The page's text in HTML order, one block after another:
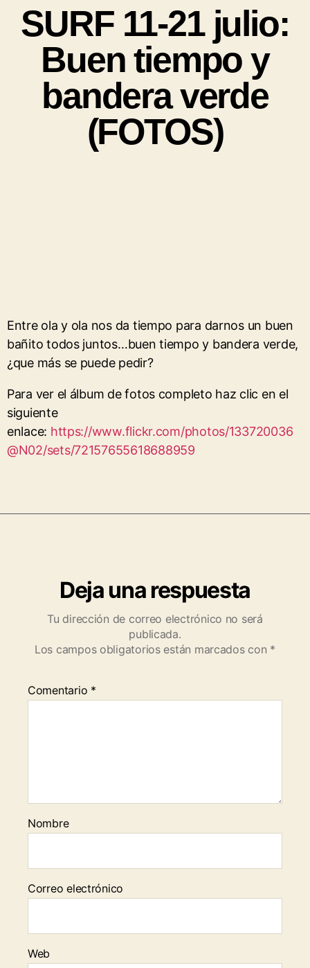
SURF 11-21 julio:
Buen tiempo y
bandera verde
(FOTOS)
Entre ola y ola nos da tiempo para darnos un buen
bañito todos juntos…buen tiempo y bandera verde,
¿que más se puede pedir?
Para ver el álbum de fotos completo haz clic en el
siguiente
enlace: https://www.flickr.com/photos/133720036
@N02/sets/72157655618688959
Deja una respuesta
Tu dirección de correo electrónico no será
publicada.
Los campos obligatorios están marcados con *
Comentario *
Nombre
Correo electrónico
Web